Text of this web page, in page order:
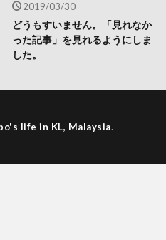
2019/03/30
どうもすいません。「見れなか
った記事」を見れるようにしま
した。
life in KL, Malaysia.